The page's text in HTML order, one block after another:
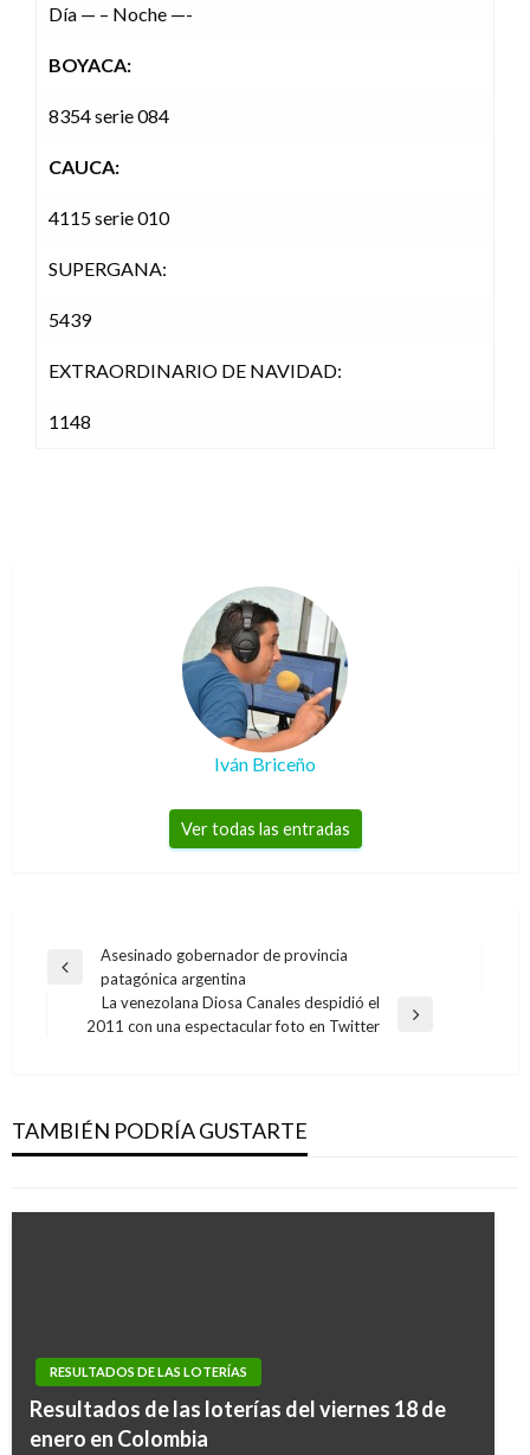
Día — – Noche —-
BOYACA:
8354 serie 084
CAUCA:
4115 serie 010
SUPERGANA:
5439
EXTRAORDINARIO DE NAVIDAD:
1148
Iván Briceño
Ver todas las entradas
Navegación
entradas
Entrada
Asesinado gobernador de provincia
patagónica argentina
Entrada
La venezolana Diosa Canales despidió el
2011 con una espectacular foto en Twitter
TAMBIÉN PODRÍA GUSTARTE
viernes 24 de noviembre en Colombia
Ariel Cabrera sábado noviembre 25, 2017
RESULTADOS DE LAS LOTERÍAS
Resultados de las loterías del viernes 18 de
enero en Colombia